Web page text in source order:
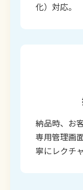
化）対応。
納品時、お
専用管理画
寧にレクチ